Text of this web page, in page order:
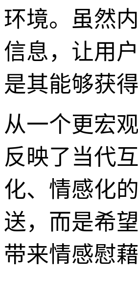
环境。虽然
信息，让用
是其能够获
从一个更宏
反映了当代
化、情感化
送，而是希
带来情感慰